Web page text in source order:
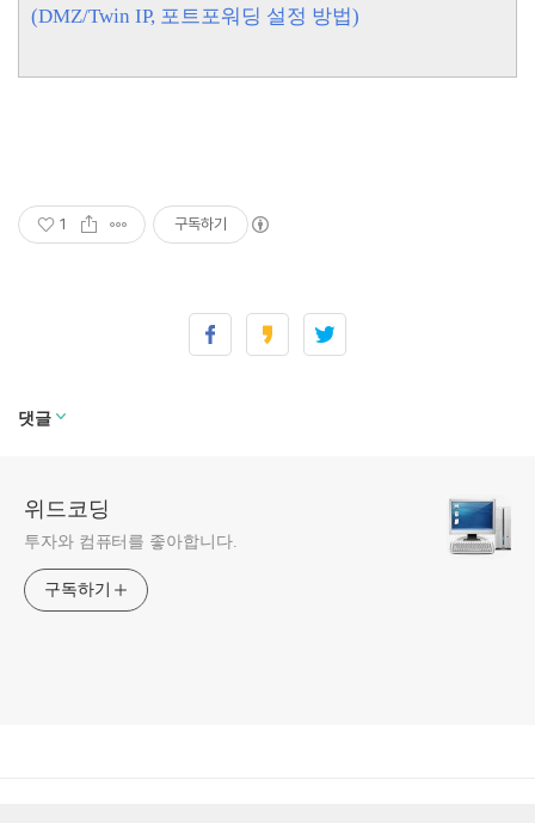
(DMZ/Twin IP, 포트포워딩 설정 방법)
1 구독하기
댓글
위드코딩
투자와 컴퓨터를 좋아합니다.
구독하기